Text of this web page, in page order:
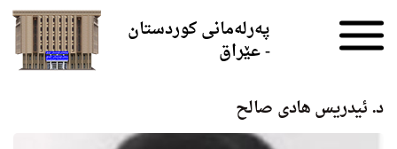
پەرلەمانی کوردستان
- عێراق
د. ئیدریس هادى صالح